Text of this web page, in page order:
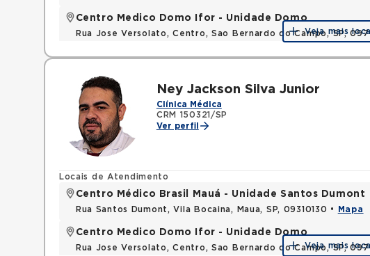
Centro Medico Domo Ifor - Unidade Domo
Rua Jose Versolato, Centro, Sao Bernardo do Campo, SP,
Veja mais
Ney Jackson Silva Junior
Clínica Médica
CRM 150321/SP
Ver perfil
Locais de Atendimento
Centro Médico Brasil Mauá - Unidade Santos Dumont
Rua Santos Dumont, Vila Bocaina, Maua, SP, 09310130 • Mapa
Centro Medico Domo Ifor - Unidade Domo
Rua Jose Versolato, Centro, Sao Bernardo do Campo, SP,
Veja mais